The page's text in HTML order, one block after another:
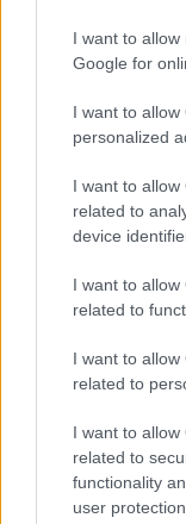
I want to
Google for
I want to
personalized
I want to
related to
device
I want to
related to
I want to
related to
I want to
related to
functionality
user protection.